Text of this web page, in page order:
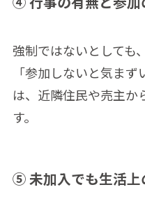
強制ではないとしても
「参加しないと気ま
は、近隣住民や売主か
す。
⑤ 未加入でも生活上